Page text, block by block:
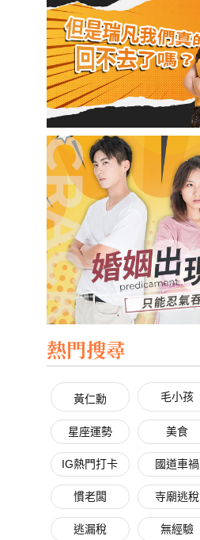
熱門搜尋
黃仁勳 毛小孩
星座運勢 美食
IG熱門打卡 國道車禍
慣老闆 寺廟逃稅
逃漏稅 無經驗